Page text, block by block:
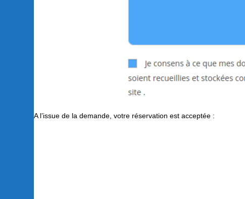
A l’issue de la demande, votre réservation est acceptée :